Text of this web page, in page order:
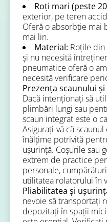
Roți mari (peste
exterior, pe teren
Oferă o absorbție mai
mai lin.
Material: Roțile
și nu necesită
pneumatice oferă o
necesită verificare
Prezența scaunului
Dacă intenționați să
plimbări lungi sau
scaun integrat este o
Asigurați-vă că
înălțime potrivită
ușurință. Coșurile sau
extrem de practice
personale,
utilitatea rolatorului în
Pliabilitatea și
nevoie să transportați
depozitați în spații